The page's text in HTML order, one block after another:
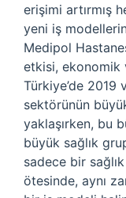
erişimi artırmış
yeni iş
Medipol
etkisi, ekonomik
Türkiye’de 2019
sektörünün
yaklaşırken, bu
büyük sağlık
sadece bir
ötesinde, aynı